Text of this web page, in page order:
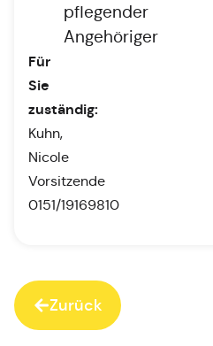
pflegender
Angehöriger
Für
Sie
zuständig:
Kuhn,
Nicole
Vorsitzende
0151/19169810
Zurück